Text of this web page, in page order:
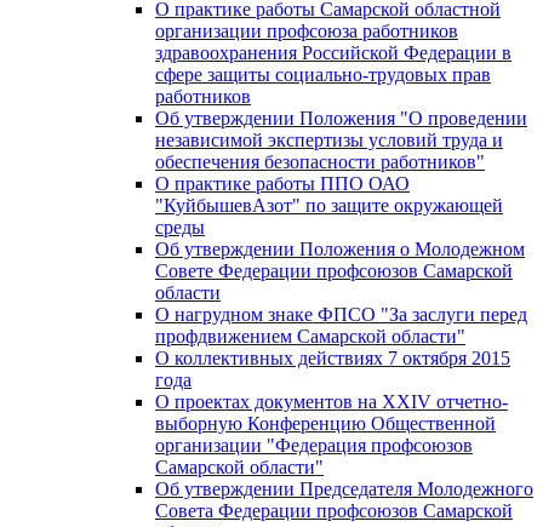
О практике работы Самарской областной
организации профсоюза работников
здравоохранения Российской Федерации в
сфере защиты социально-трудовых прав
работников
Об утверждении Положения "О проведении
независимой экспертизы условий труда и
обеспечения безопасности работников"
О практике работы ППО ОАО
"КуйбышевАзот" по защите окружающей
среды
Об утверждении Положения о Молодежном
Совете Федерации профсоюзов Самарской
области
О нагрудном знаке ФПСО "За заслуги перед
профдвижением Самарской области"
О коллективных действиях 7 октября 2015
года
О проектах документов на XXIV отчетно-
выборную Конференцию Общественной
организации "Федерация профсоюзов
Самарской области"
Об утверждении Председателя Молодежного
Совета Федерации профсоюзов Самарской